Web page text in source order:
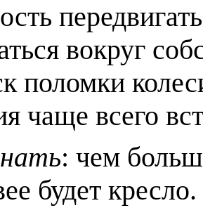
вокруг
поломки
чаще всего
: чем
будет кресло.